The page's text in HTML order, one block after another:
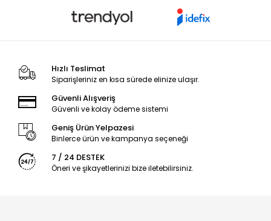
Hızlı Teslimat
Siparişleriniz en kısa sürede elinize ulaşır.
Güvenli Alışveriş
Güvenli ve kolay ödeme sistemi
Geniş Ürün Yelpazesi
Binlerce ürün ve kampanya seçeneği
7 / 24 DESTEK
Öneri ve şikayetlerinizi bize iletebilirsiniz.